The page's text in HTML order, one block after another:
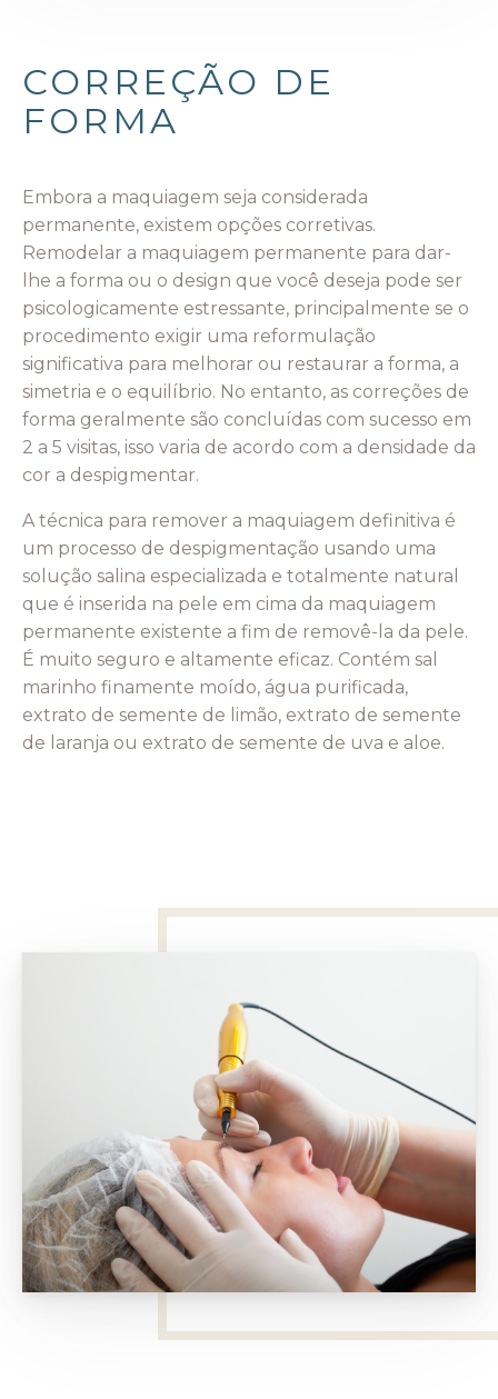
CORREÇÃO DE
FORMA
Embora a maquiagem seja considerada
permanente, existem opções corretivas.
Remodelar a maquiagem permanente para dar-
lhe a forma ou o design que você deseja pode ser
psicologicamente estressante, principalmente se o
procedimento exigir uma reformulação
significativa para melhorar ou restaurar a forma, a
simetria e o equilíbrio. No entanto, as correções de
forma geralmente são concluídas com sucesso em
2 a 5 visitas, isso varia de acordo com a densidade da
cor a despigmentar.
A técnica para remover a maquiagem definitiva é
um processo de despigmentação usando uma
solução salina especializada e totalmente natural
que é inserida na pele em cima da maquiagem
permanente existente a fim de removê-la da pele.
É muito seguro e altamente eficaz. Contém sal
marinho finamente moído, água purificada,
extrato de semente de limão, extrato de semente
de laranja ou extrato de semente de uva e aloe.